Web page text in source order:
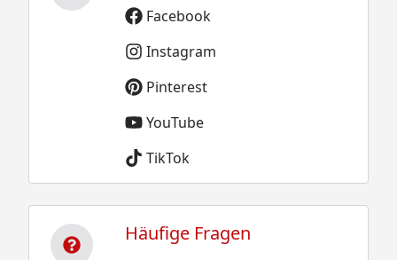
Facebook
Instagram
Pinterest
YouTube
TikTok
Häufige Fragen